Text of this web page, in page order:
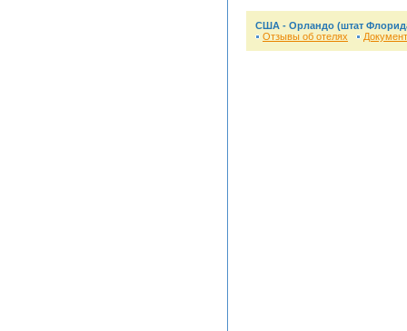
США - Орландо (штат
Отзывы об отелях